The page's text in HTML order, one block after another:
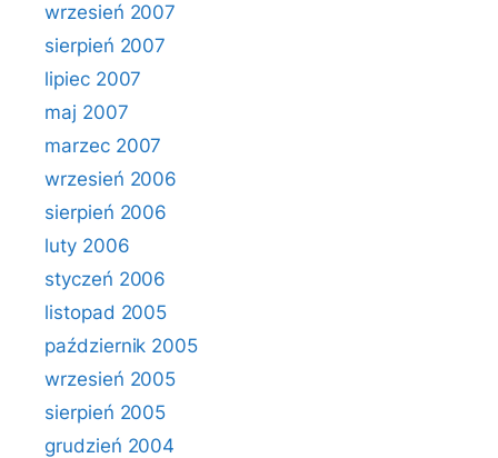
wrzesień 2007
sierpień 2007
lipiec 2007
maj 2007
marzec 2007
wrzesień 2006
sierpień 2006
luty 2006
styczeń 2006
listopad 2005
październik 2005
wrzesień 2005
sierpień 2005
grudzień 2004